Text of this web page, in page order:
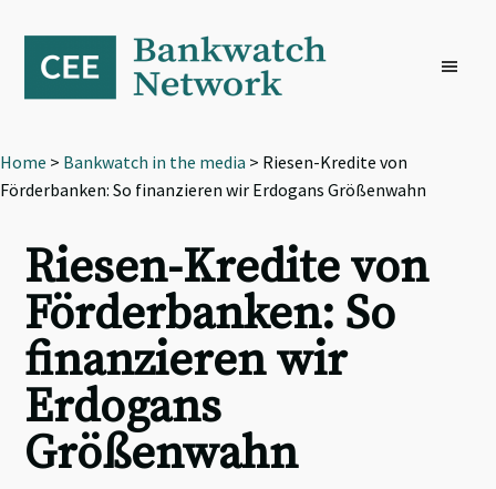
primary
navigation
content
footer
Home > Bankwatch in the media > Riesen-Kredite von
Förderbanken: So finanzieren wir Erdogans Größenwahn
Riesen-Kredite von
Förderbanken: So
finanzieren wir
Erdogans
Größenwahn